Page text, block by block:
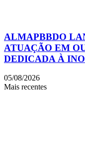
ALMAPBBDO
ATUAÇÃO EM
DEDICADA À
05/08/2026
Mais recentes